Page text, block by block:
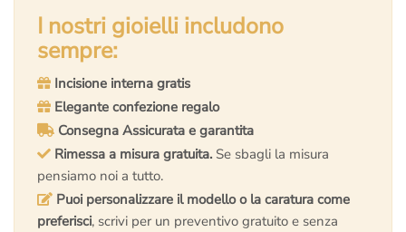
€10.000,00.
€7.700,00.
era:
è:
I nostri gioielli includono
sempre:
Incisione interna gratis
Elegante confezione regalo
Consegna Assicurata e garantita
Rimessa a misura gratuita. Se sbagli la misura
pensiamo noi a tutto.
Puoi personalizzare il modello o la caratura come
preferisci, scrivi per un preventivo gratuito e senza